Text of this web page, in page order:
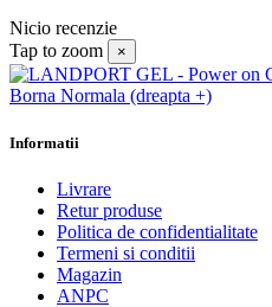
Nicio recenzie
Tap to zoom
×
Informatii
Livrare
Retur produse
Politica de confidentialitate
Termeni si conditii
Magazin
ANPC